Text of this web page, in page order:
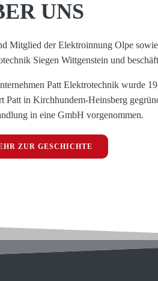
UNS
Mitglied der Elektroinnung Olpe
Siegen Wittgenstein und
Patt Elektrotechnik wurde
Patt in Kirchhundem-Heinsberg
in eine GmbH vorgenommen.
ZUR GESCHICHTE